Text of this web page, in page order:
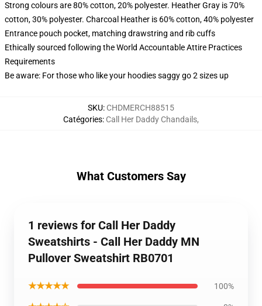
Strong colours are 80% cotton, 20% polyester. Heather Gray is 70%
cotton, 30% polyester. Charcoal Heather is 60% cotton, 40% polyester
Entrance pouch pocket, matching drawstring and rib cuffs
Ethically sourced following the World Accountable Attire Practices
Requirements
Be aware: For those who like your hoodies saggy go 2 sizes up
SKU: CHDMERCH88515
Catégories: Call Her Daddy Chandails,
What Customers Say
1 reviews for Call Her Daddy
Sweatshirts - Call Her Daddy MN
Pullover Sweatshirt RB0701
★★★★★ 100%